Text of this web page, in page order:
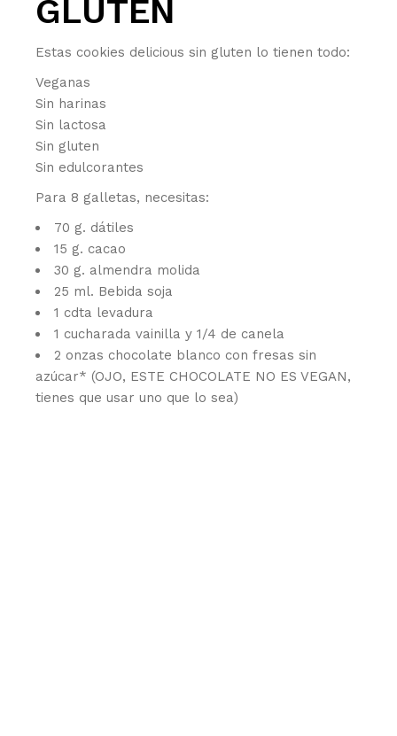
GLUTEN
Estas cookies delicious sin gluten lo tienen todo:
Veganas
Sin harinas
Sin lactosa
Sin gluten
Sin edulcorantes
Para 8 galletas, necesitas:
70 g. dátiles
15 g. cacao
30 g. almendra molida
25 ml. Bebida soja
1 cdta levadura
1 cucharada vainilla y 1/4 de canela
2 onzas chocolate blanco con fresas sin
azúcar* (OJO, ESTE CHOCOLATE NO ES VEGAN,
tienes que usar uno que lo sea)